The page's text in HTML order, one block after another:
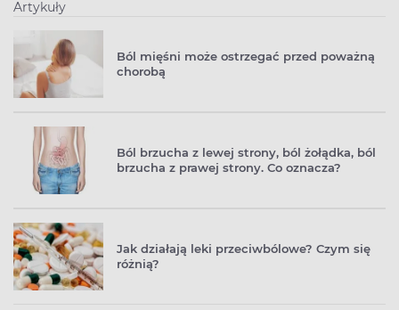
Artykuły
Ból mięśni może ostrzegać przed poważną
chorobą
Ból brzucha z lewej strony, ból żołądka, ból
brzucha z prawej strony. Co oznacza?
Jak działają leki przeciwbólowe? Czym się
różnią?